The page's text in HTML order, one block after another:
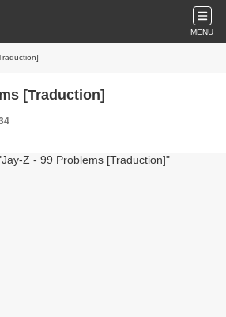
MENU
[Traduction]